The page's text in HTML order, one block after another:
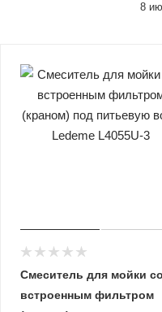
8
Смеситель для мойки со
встроенным фильтром